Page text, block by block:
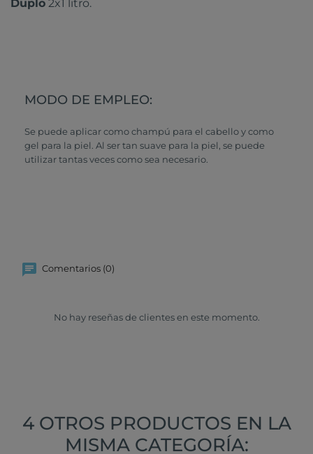
Duplo 2x1 litro.
MODO DE EMPLEO:
Se puede aplicar como champú para el cabello y como
gel para la piel. Al ser tan suave para la piel, se puede
utilizar tantas veces como sea necesario.
Comentarios (0)
No hay reseñas de clientes en este momento.
4 OTROS PRODUCTOS EN LA
MISMA CATEGORÍA: